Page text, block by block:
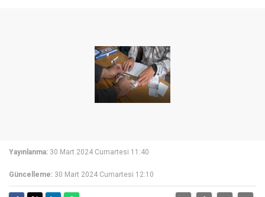
Yayınlanma: 30 Mart 2024 Cumartesi 11:40
Güncelleme: 30 Mart 2024 Cumartesi 12:10